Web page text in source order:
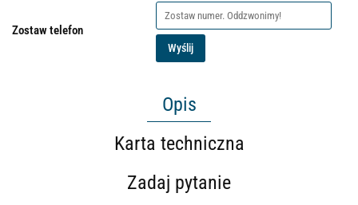
Zostaw telefon
Wyślij
Opis
Karta techniczna
Zadaj pytanie